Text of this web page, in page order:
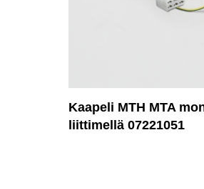
Kaapeli MTH MTA
liittimellä 07221051